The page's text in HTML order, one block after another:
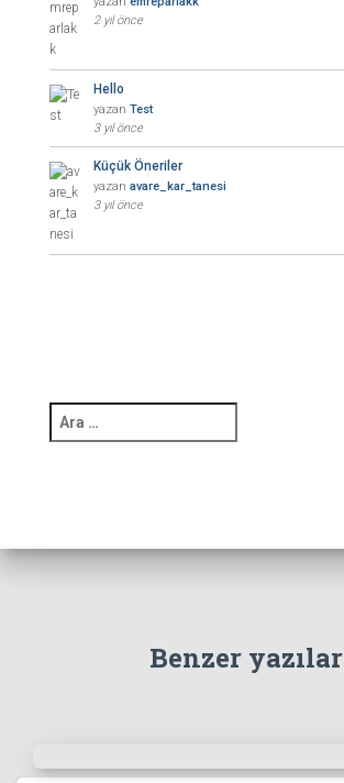
2 yıl önce
Hello
yazan Test
3 yıl önce
Küçük Öneriler
yazan avare_kar_tanesi
3 yıl önce
r
Benzer yazılar